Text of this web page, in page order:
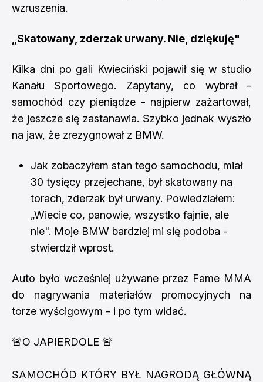
wzruszenia.
„Skatowany, zderzak urwany. Nie, dziękuję"
Kilka dni po gali Kwieciński pojawił się w studio
Kanału Sportowego. Zapytany, co wybrał -
samochód czy pieniądze - najpierw zażartował,
że jeszcze się zastanawia. Szybko jednak wyszło
na jaw, że zrezygnował z BMW.
Jak zobaczyłem stan tego samochodu, miał
30 tysięcy przejechane, był skatowany na
torach, zderzak był urwany. Powiedziałem:
„Wiecie co, panowie, wszystko fajnie, ale
nie". Moje BMW bardziej mi się podoba -
stwierdził wprost.
Auto było wcześniej używane przez Fame MMA
do nagrywania materiałów promocyjnych na
torze wyścigowym - i po tym widać.
🚨O JAPIERDOLE 🚨
SAMOCHÓD KTÓRY BYŁ NAGRODĄ GŁÓWNĄ